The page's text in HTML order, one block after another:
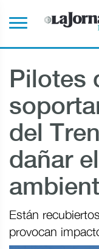
Pilotes
del
dañar
Están
provocan